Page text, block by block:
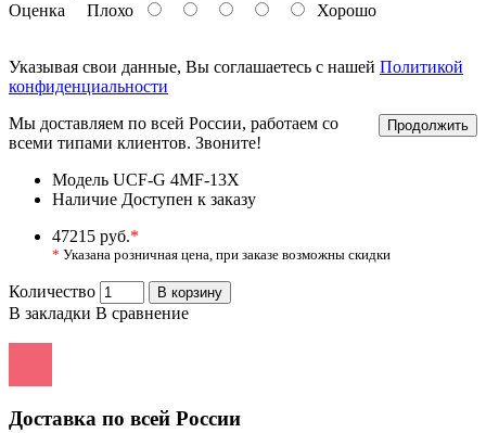
Оценка Плохо Хорошо
Указывая свои данные, Вы соглашаетесь с нашей Политикой
конфиденциальности
Продолжить
Мы доставляем по всей России, работаем со
всеми типами клиентов. Звоните!
Модель UCF-G 4МF-13X
Наличие Доступен к заказу
47215 руб.*
* Указана розничная цена, при заказе возможны скидки
Количество В корзину
В закладки В сравнение
Доставка по всей России